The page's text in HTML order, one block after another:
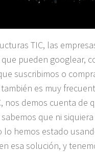
TIC, las
pueden googlear,
suscribimos o
es muy
nos demos cuenta de
que ni
lo hemos estado
esa solución, y